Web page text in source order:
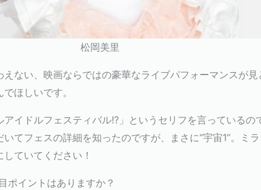
松岡美里
ない、映画ならではの豪華なライブパフォーマンスが
ほしいです。
イドルフェスティバル!?」というセリフを言っているの
てフェスの詳細を知ったのですが、まさに“宇宙1”。ミ
ていてください！
ポイントはありますか？